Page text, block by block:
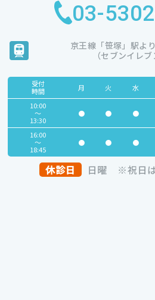
03-
京王線 「笹塚」駅より
（セブンイレブ
受付
時間
月 火 水
10:00
～
13:30
● ● ●
16:00
～
18:45
● ● ●
休診日 日曜 ※祝日